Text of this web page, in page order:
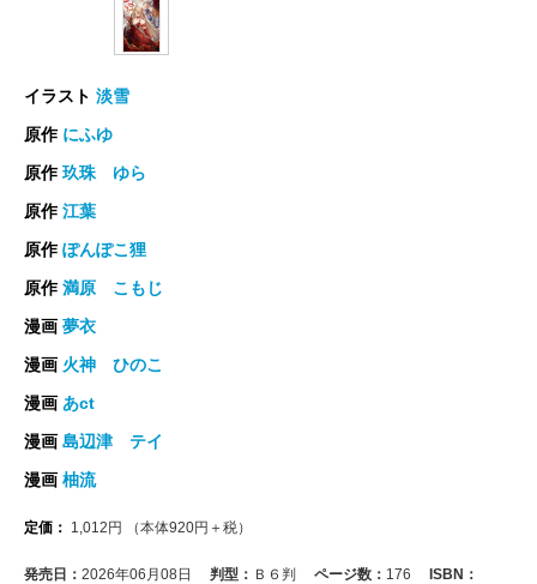
イラスト 淡雪
原作 にふゆ
原作玖珠 ゆら
原作江葉
原作ぽんぽこ狸
原作満原 こもじ
漫画 夢衣
漫画 火神 ひのこ
漫画 あct
漫画 島辺津 テイ
漫画 柚流
定価： 1,012 円 （本体920円＋税）
発売日： 2026年06月08日 判型： Ｂ６判 ページ数： 176
ISBN：